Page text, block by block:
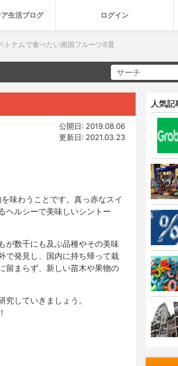
生活ブログ ログイン
トナムで食べたい南国フルーツ8選
公開日: 2019.08.06
更新日: 2021.03.23
味わうことです。真っ赤なスイ
ヘルシーで美味しいシントー
が数千にも及ぶ品種やその美味
で発見し、国内に持ち帰って栽
留まらず、新しい苗木や果物の
していきましょう。
人気記